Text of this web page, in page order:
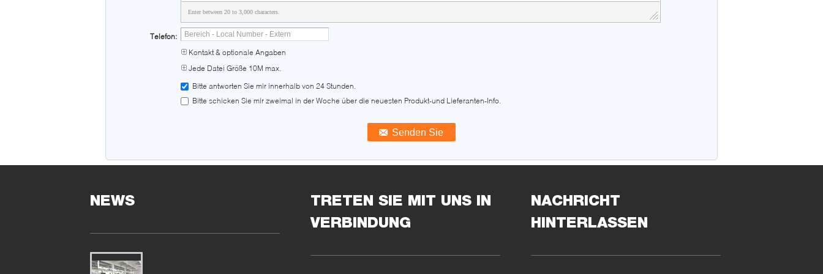
Enter between 20 to 3,000 characters.
Telefon:
Kontakt & optionale Angaben
Jede Datei Größe 10M max.
Bitte antworten Sie mir innerhalb von 24 Stunden.
Bitte schicken Sie mir zweimal in der Woche über die neuesten Produkt-und Lieferanten-Info.
NEWS
TRETEN SIE MIT UNS IN
VERBINDUNG
NACHRICHT
HINTERLASSEN